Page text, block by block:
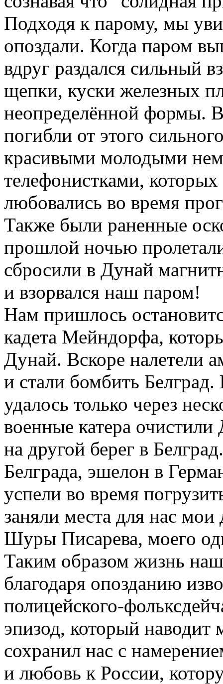
Подходя к парому, мы
опоздали. Когда паром
вдруг раздался сильный
щепки, куски железных
неопределённой формы.
погибли от этого
красивыми молодыми
телефонистками,
любовались во время
Также были раненные
прошлой ночью
сбросили в Дунай
и взорвался наш паром!
Нам пришлось
кадета Мейндорфа,
Дунай. Вскоре налетели
и стали бомбить
удалось только через
военные катера
на другой берег в
Белграда, эшелон в
успели во время
заняли места для нас мои
Шуры Писарева, моего
Таким образом жизнь
благодаря опозданию
полицейского-
эпизод, который наводит
сохранил нас с
и любовь к России,